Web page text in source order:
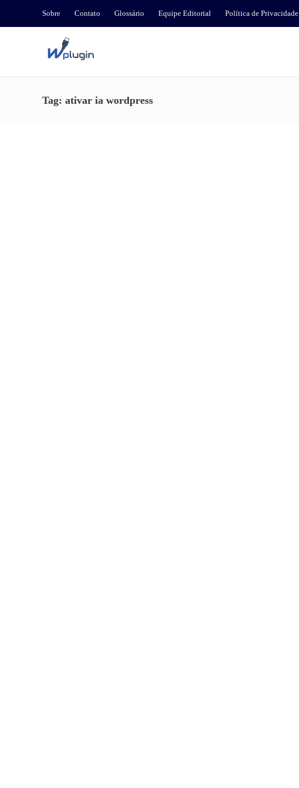
Sobre Contato Glossário Equipe Editorial Política de Privacidade
Tag: ativar ia wordpress